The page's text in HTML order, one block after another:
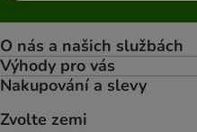
O nás a našich službách
Výhody pro vás
Nakupování a slevy
Zvolte zemi